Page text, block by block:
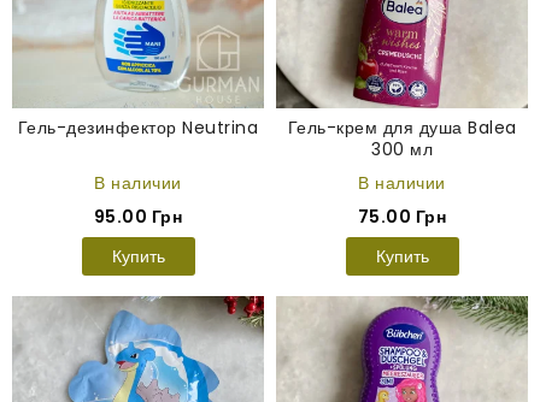
Гель-дезинфектор Neutrina
В наличии
95.00 Грн
Купить
Гель-крем для душа Balea
300 мл
В наличии
75.00 Грн
Купить